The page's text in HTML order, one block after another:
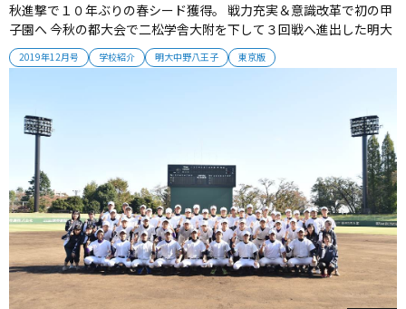
2019年12月号 学校紹介 明大中野八王子 東京版
秋進撃で１０年ぶりの春シード獲得。 戦力充実＆意識改革で初の甲
子園へ 今秋の都大会で二松学舎大附を下して３回戦へ進出した明大
中野八王子。 大きなポテンシャルを秘めるチームは、さらなる飛躍
の予感が漂っている。 （取材・伊藤寿学） ■ 2000、2005年夏に西